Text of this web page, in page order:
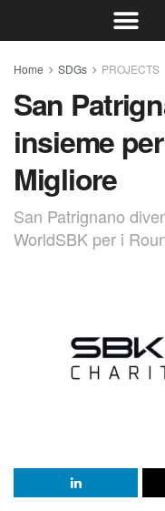
Home SDGs PROJECTS
San
insieme
Migliore
San Patrignano
WorldSBK per i